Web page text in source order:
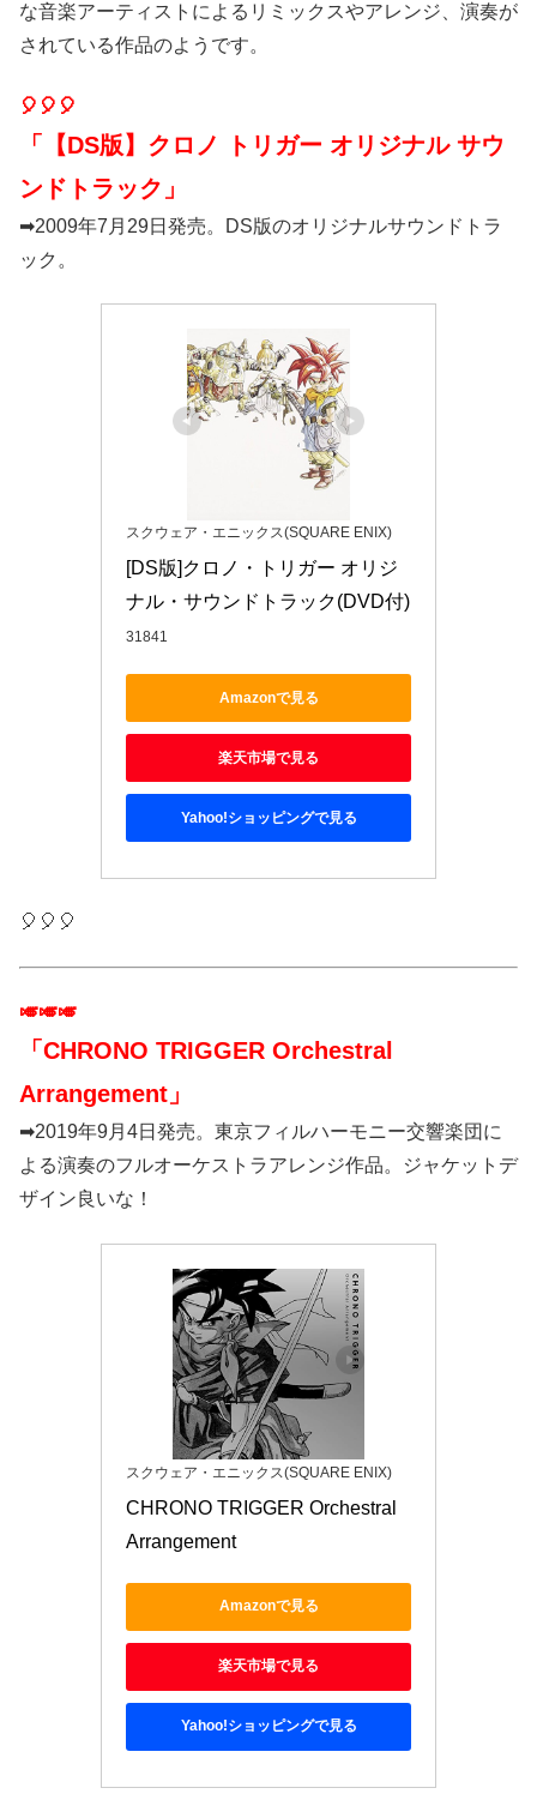
な音楽アーティストによるリミックスやアレンジ、演奏が
されている作品のようです。
🎈🎈🎈
「【DS版】クロノ トリガー オリジナル サウ
ンドトラック」
➡2009年7月29日発売。DS版のオリジナルサウンドトラ
ック。
スクウェア・エニックス(SQUARE ENIX)
[DS版]クロノ・トリガー オリジ
ナル・サウンドトラック(DVD付)
31841
Amazonで見る
楽天市場で見る
Yahoo!ショッピングで見る
🎈🎈🎈
🎺🎺🎺
「CHRONO TRIGGER Orchestral
Arrangement」
➡2019年9月4日発売。東京フィルハーモニー交響楽団に
よる演奏のフルオーケストラアレンジ作品。ジャケットデ
ザイン良いな！
スクウェア・エニックス(SQUARE ENIX)
CHRONO TRIGGER Orchestral
Arrangement
Amazonで見る
楽天市場で見る
Yahoo!ショッピングで見る